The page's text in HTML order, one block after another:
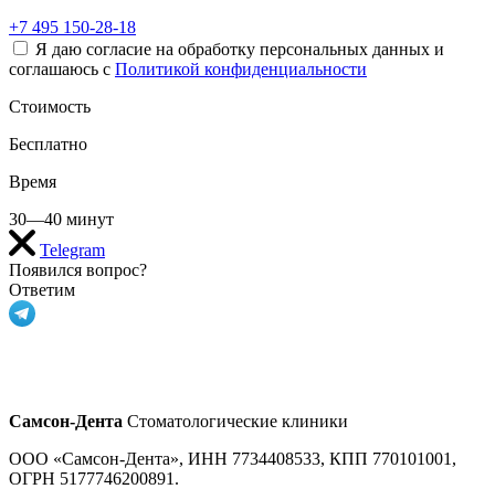
+7 495 150-28-18
Я даю согласие на обработку персональных данных и
соглашаюсь с Политикой конфиденциальности
Стоимость
Бесплатно
Время
30—40 минут
Telegram
Появился вопрос?
Ответим
Самсон-Дента Стоматологические клиники
ООО «Самсон-Дента», ИНН 7734408533, КПП 770101001,
ОГРН 5177746200891.